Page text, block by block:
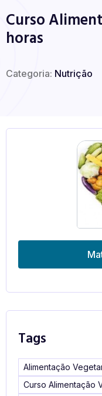
Curso
horas
Categoria: Nutrição
Tags
Alimentação
Curso Alimentação